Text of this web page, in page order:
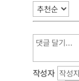
작성자